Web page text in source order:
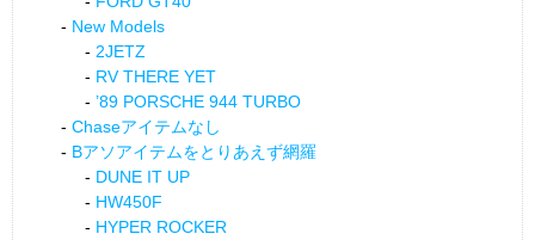
New Models
2JETZ
RV THERE YET
’89 PORSCHE 944 TURBO
Chaseアイテムなし
Bアソアイテムをとりあえず網羅
DUNE IT UP
HW450F
HYPER ROCKER